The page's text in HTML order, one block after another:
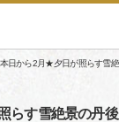
本日から2月★夕日が照らす雪
らす雪絶景の丹後